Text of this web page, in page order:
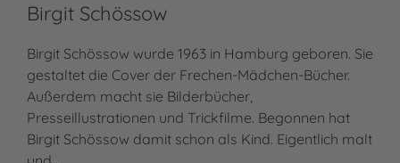
Birgit Schössow
Birgit Schössow wurde 1963 in Hamburg geboren. Sie
gestaltet die Cover der Frechen-Mädchen-Bücher.
Außerdem macht sie Bilderbücher,
Presseillustrationen und Trickfilme. Begonnen hat
Birgit Schössow damit schon als Kind. Eigentlich malt